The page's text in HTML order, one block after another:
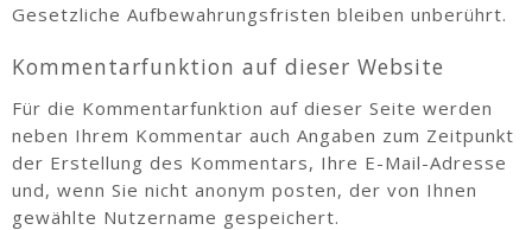
Gesetzliche Aufbewahrungsfristen bleiben unberührt.
Kommentarfunktion auf dieser Website
Für die Kommentarfunktion auf dieser Seite werden
neben Ihrem Kommentar auch Angaben zum Zeitpunkt
der Erstellung des Kommentars, Ihre E-Mail-Adresse
und, wenn Sie nicht anonym posten, der von Ihnen
gewählte Nutzername gespeichert.